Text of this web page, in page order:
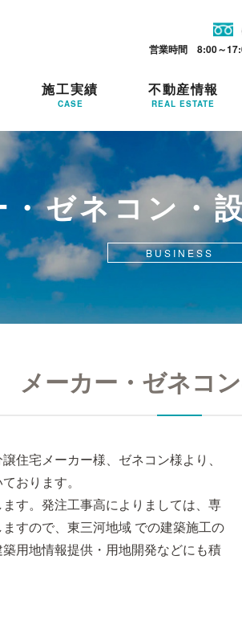
営業時間 8:00～
施工実績
CASE
不動産情報
REAL ESTATE
・ゼネコン・
BUSINESS
メーカー・ゼネコ
住宅メーカー様、ゼネコン様より、
おります。
す。発注工事高によりましては、専
すので、東三河地域 での建築施工の
用地情報提供・用地開発などにも積